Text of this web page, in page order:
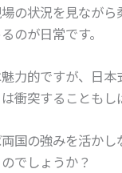
の状況を見なが
のが日常です。
力的ですが、日
衝突することもし
国の強みを活かし
でしょうか？